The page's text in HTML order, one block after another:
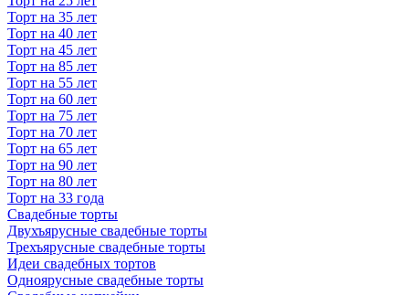
Торт на 35 лет
Торт на 40 лет
Торт на 45 лет
Торт на 85 лет
Торт на 55 лет
Торт на 60 лет
Торт на 75 лет
Торт на 70 лет
Торт на 65 лет
Торт на 90 лет
Торт на 80 лет
Торт на 33 года
Свадебные торты
Двухъярусные свадебные торты
Трехъярусные свадебные торты
Идеи свадебных тортов
Одноярусные свадебные торты